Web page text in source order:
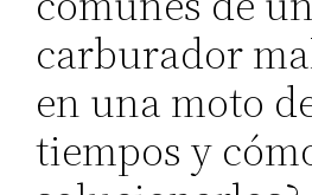
carburador
en una moto
tiempos y